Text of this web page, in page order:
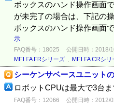
ボックスのハンド操作画面
が未完了の場合は、下記の
ボックスのハンド操作画面
示
FAQ番号：18025 公開日時：2018/
MELFA FRシリーズ, MELFA CRシリ
シーケンサベースユニット
ロボットCPUは最大で3台
FAQ番号：12066 公開日時：2012/